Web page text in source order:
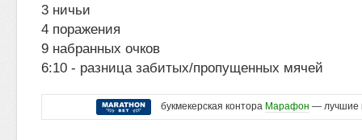
3 ничьи
4 поражения
9 набранных очков
6:10 - разница забитых/пропущенных мячей
букмекерская контора Марафон — лучшие